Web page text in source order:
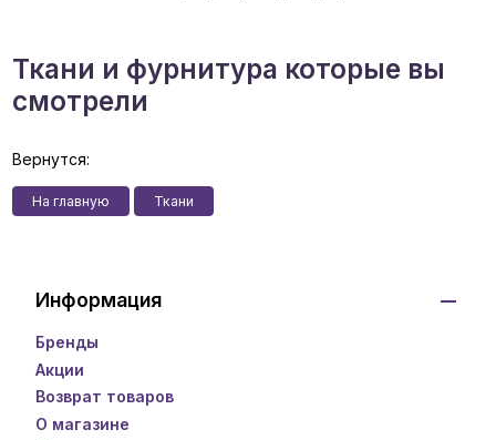
Ткани и фурнитура которые вы
смотрели
Вернутся:
На главную Ткани
Информация
Бренды
Акции
Возврат товаров
О магазине